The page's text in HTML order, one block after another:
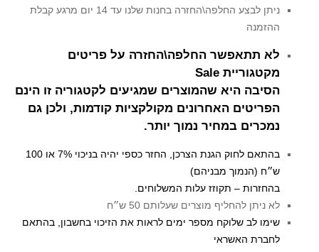
ניתן לבצע החלפה\החזרה בחנות שלנו עד 14 יום מרגע קבלת
ההזמנה
לא תתאפשר החלפה\החזרה על פריטים
מקטגוריית Sale
הסיבה היא שהמוצרים שמגיעים לקטגוריה זו הינם
הפריטים האחרונים מקולקציות קודמות, ולכן גם
נמכרים במחיר נמוך יותר.
בהתאם לחוק הגנת הצרכן, החזר כספי יהיה בניכוי 7% או 100
ש״ח (הנמוך מבניהם)
בהחזרות – תקוזז עלות המשלוחים.
לא ניתן להחליף מוצרים שעלותם 50 ש״ח
שימו לב שלוקח מספר ימים לראות את הזיכוי בחשבון, בהתאם
לחברת האשראי